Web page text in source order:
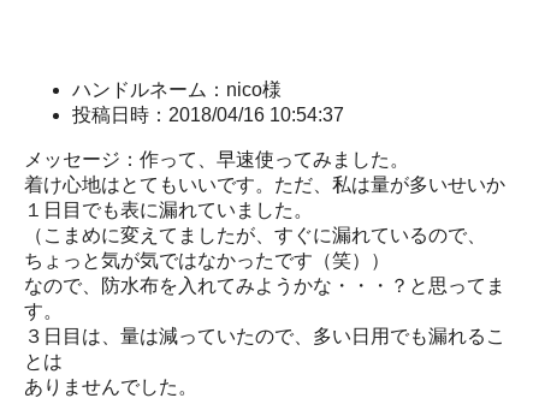
ハンドルネーム：nico様
投稿日時：2018/04/16 10:54:37
メッセージ：作って、早速使ってみました。
着け心地はとてもいいです。ただ、私は量が多いせいか
１日目でも表に漏れていました。
（こまめに変えてましたが、すぐに漏れているので、
ちょっと気が気ではなかったです（笑））
なので、防水布を入れてみようかな・・・？と思ってま
す。
３日目は、量は減っていたので、多い日用でも漏れるこ
とは
ありませんでした。